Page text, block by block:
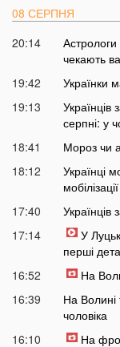
08 СЕРПНЯ
20:14
чекають
19:42
Українки
19:13
серпні: у
18:41
Мороз чи
18:12
Українці
17:40
Українців
17:14
У
перші
16:52
На
16:39
На Волині
чоловіка
16:10
На